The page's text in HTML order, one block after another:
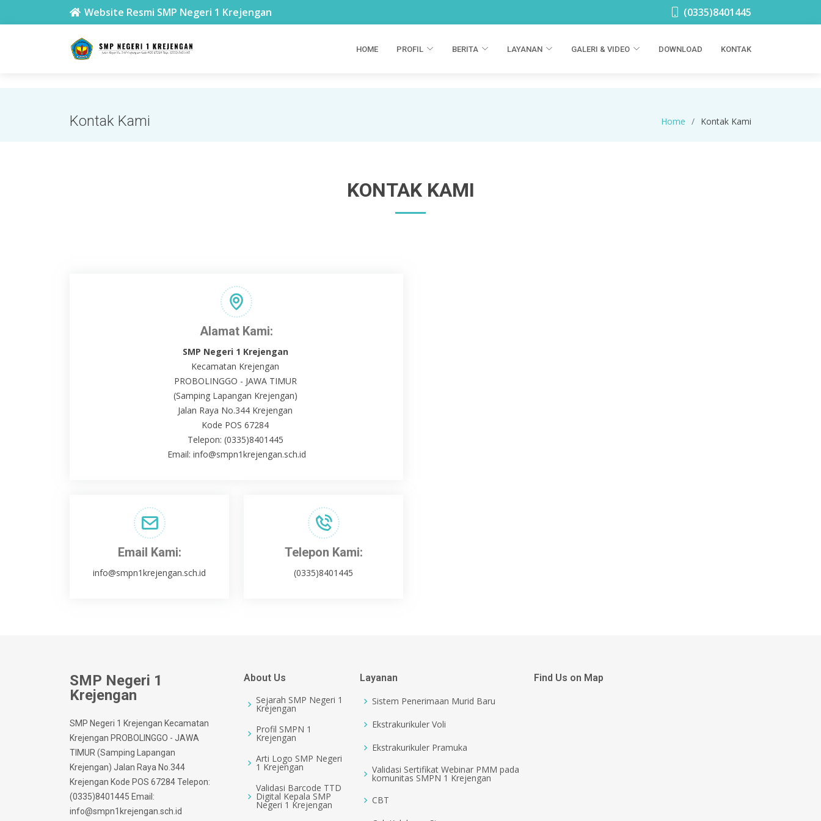
SMPN 1 KrejenganWebsite Resmi SMP Negeri 1 Krejengan (0335)8401445
HOME PROFIL BERITA LAYANAN GALERI & VIDEO DOWNLOAD KONTAK
Kontak Kami Home Kontak Kami
KONTAK KAMI
Alamat Kami:
SMP Negeri 1 Krejengan
Kecamatan Krejengan
PROBOLINGGO - JAWA TIMUR
(Samping Lapangan Krejengan)
Jalan Raya No.344 Krejengan
Kode POS 67284
Telepon: (0335)8401445
Email: info@smpn1krejengan.sch.id
Email Kami:
info@smpn1krejengan.sch.id
Telepon Kami:
(0335)8401445
SMP Negeri 1
Krejengan
SMP Negeri 1 Krejengan Kecamatan
Krejengan PROBOLINGGO - JAWA
TIMUR (Samping Lapangan
Krejengan) Jalan Raya No.344
Krejengan Kode POS 67284 Telepon:
(0335)8401445 Email:
info@smpn1krejengan.sch.id
About Us
Sejarah SMP Negeri 1
Krejengan
Profil SMPN 1
Krejengan
Arti Logo SMP Negeri
1 Krejengan
Validasi Barcode TTD
Digital Kepala SMP
Negeri 1 Krejengan
Layanan
Sistem Penerimaan Murid Baru
Ekstrakurikuler Voli
Ekstrakurikuler Pramuka
Validasi Sertifikat Webinar PMM pada
komunitas SMPN 1 Krejengan
CBT
Find Us on Map